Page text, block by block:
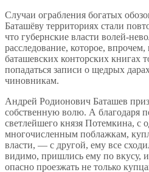
Случаи ограбления богатых
Баташёву территориях стали
что губернские власти волей-
расследование, которое,
баташевских конторских книгах
попадаться записи о щедрых
чиновникам.
Андрей Родионович Баташев
собственную волю. А благодаря
светлейшего князя Потемкина, с
многочисленным поблажкам,
власти, — с другой, ему все
видимо, пришлись ему по вкусу,
опасно проезжать не только